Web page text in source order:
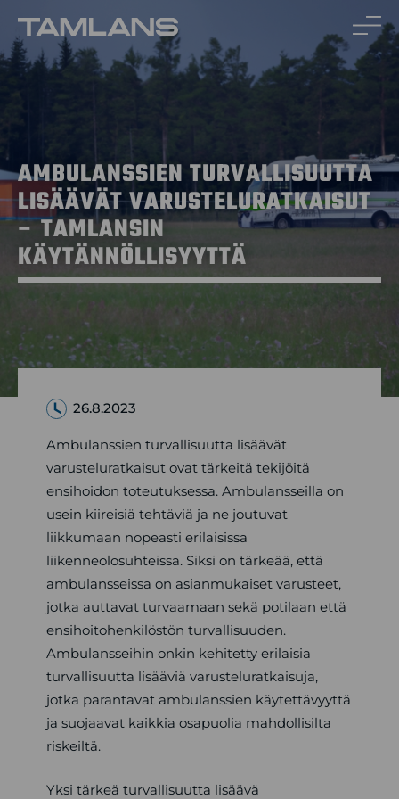
sisältöön
AMBULANSSIEN TURVALLISUUTTA
LISÄÄVÄT VARUSTELURATKAISUT
– TAMLANSIN
KÄYTÄNNÖLLISYYTTÄ
26.8.2023
Ambulanssien turvallisuutta lisäävät
varusteluratkaisut ovat tärkeitä tekijöitä
ensihoidon toteutuksessa. Ambulansseilla on
usein kiireisiä tehtäviä ja ne joutuvat
liikkumaan nopeasti erilaisissa
liikenneolosuhteissa. Siksi on tärkeää, että
ambulansseissa on asianmukaiset varusteet,
jotka auttavat turvaamaan sekä potilaan että
ensihoitohenkilöstön turvallisuuden.
Ambulansseihin onkin kehitetty erilaisia
turvallisuutta lisääviä varusteluratkaisuja,
jotka parantavat ambulanssien käytettävyyttä
ja suojaavat kaikkia osapuolia mahdollisilta
riskeiltä.
Yksi tärkeä turvallisuutta lisäävä